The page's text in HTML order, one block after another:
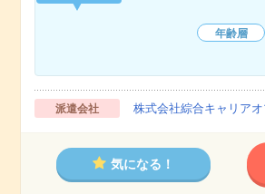
年齢層
派遣会社 株式会社綜合キャリア
気になる！